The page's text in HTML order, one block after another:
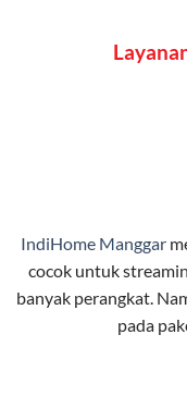
pengguna
stabil, dan
Selain internet,
interaktif (
satu paket.
Teknologi di
IndiHome Manggar
cocok untuk
banyak perangkat.
pada